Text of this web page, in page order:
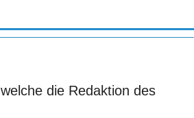
die Redaktion des